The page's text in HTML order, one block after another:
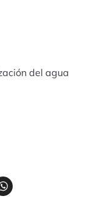
del agua